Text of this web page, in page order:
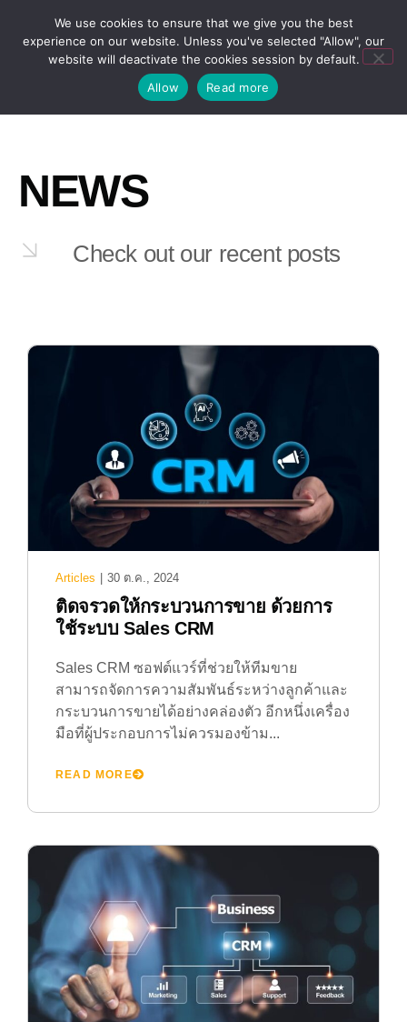
NEWS
Check out our recent posts
Articles 30 ต.ค., 2024
ติดจรวดให้กระบวนการขาย ด้วยการ
ใช้ระบบ Sales CRM
Sales CRM ซอฟต์แวร์ที่ช่วยให้ทีมขาย
สามารถจัดการความสัมพันธ์ระหว่างลูกค้าและ
กระบวนการขายได้อย่างคล่องตัว อีกหนึ่งเครื่อง
มือที่ผู้ประกอบการไม่ควรมองข้าม...
READ MORE
We use cookies to ensure that we give you the best
experience on our website. Unless you've selected "Allow", our
website will deactivate the cookies session by default.
Allow
Read more